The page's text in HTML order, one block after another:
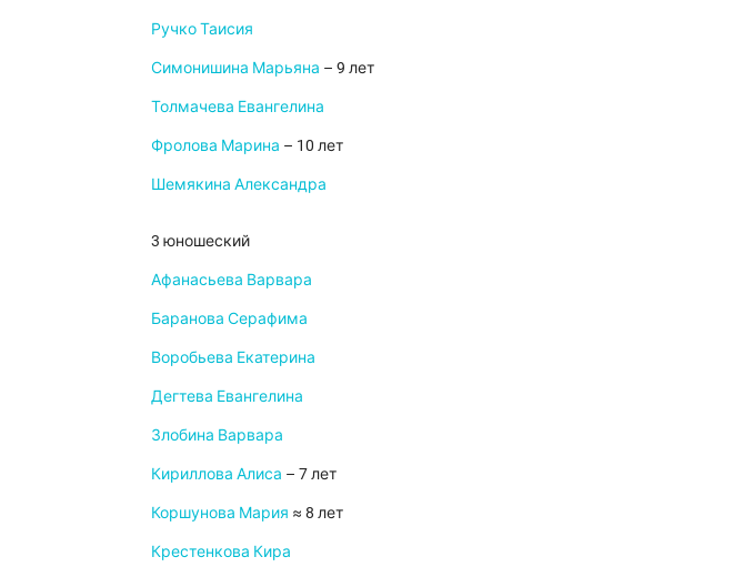
Ручко Таисия
Симонишина Марьяна – 9 лет
Толмачева Евангелина
Фролова Марина – 10 лет
Шемякина Александра
3 юношеский
Афанасьева Варвара
Баранова Серафима
Воробьева Екатерина
Дегтева Евангелина
Злобина Варвара
Кириллова Алиса – 7 лет
Коршунова Мария ≈ 8 лет
Крестенкова Кира